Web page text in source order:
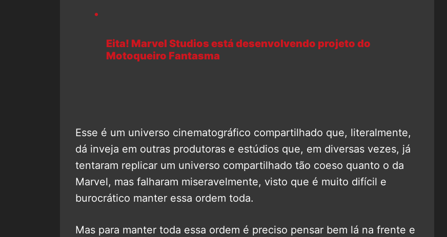
Eita! Marvel Studios está desenvolvendo projeto do
Motoqueiro Fantasma
Esse é um universo cinematográfico compartilhado que, literalmente,
dá inveja em outras produtoras e estúdios que, em diversas vezes, já
tentaram replicar um universo compartilhado tão coeso quanto o da
Marvel, mas falharam miseravelmente, visto que é muito difícil e
burocrático manter essa ordem toda.
Mas para manter toda essa ordem é preciso pensar bem lá na frente e